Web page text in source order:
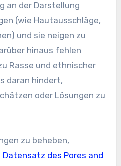
an der Darstellung
(wie Hautausschläge,
und sie neigen zu
hinaus fehlen
Rasse und ethnischer
daran hindert,
oder Lösungen zu
zu beheben,
Datensatz des Pores and